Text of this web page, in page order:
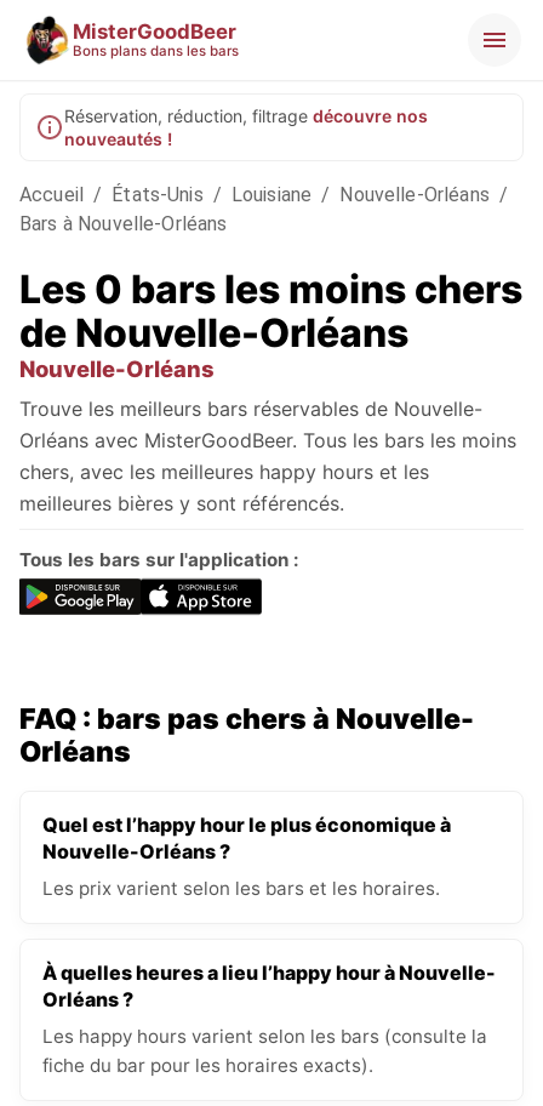
MisterGoodBeer
Bons plans dans les bars
Réservation, réduction, filtrage découvre nos
nouveautés !
Accueil / États-Unis / Louisiane / Nouvelle-Orléans /
Bars à Nouvelle-Orléans
Les 0 bars les moins chers
de Nouvelle-Orléans
Nouvelle-Orléans
Trouve les meilleurs bars réservables de Nouvelle-
Orléans avec MisterGoodBeer. Tous les bars les moins
chers, avec les meilleures happy hours et les
meilleures bières y sont référencés.
Tous les bars sur l'application :
FAQ : bars pas chers à Nouvelle-
Orléans
Quel est l’happy hour le plus économique à
Nouvelle-Orléans ?
Les prix varient selon les bars et les horaires.
À quelles heures a lieu l’happy hour à Nouvelle-
Orléans ?
Les happy hours varient selon les bars (consulte la
fiche du bar pour les horaires exacts).